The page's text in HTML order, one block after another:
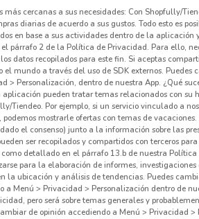
cercanas a sus necesidades: Con Shopfully/
diarias de acuerdo a sus gustos. Todo esto es
en base a sus actividades dentro de la aplicación
párrafo 2 de la Política de Privacidad. Para ello,
datos recopilados para este fin. Si aceptas
el mundo a través del uso de SDK externos. Puedes
> Personalización, dentro de nuestra App. ¿Qué
pueden tratar temas relacionados con su
Tiendeo. Por ejemplo, si un servicio vinculado a
mostrarle ofertas con temas de
el consenso) junto a la información sobre las
ser recopilados y compartidos con terceros
detallado en el párrafo 13.b de nuestra
para la elaboración de informes,
la ubicación y análisis de tendencias. Puedes
Menú > Privacidad > Personalización dentro de
pero será sobre temas generales y
de opinión accediendo a Menú > Privacidad